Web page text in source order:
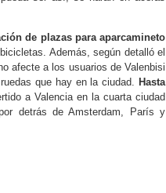
de plazas para aparcamineto
Además, según detalló el
afecte a los usuarios de Valenbisi
que hay en la ciudad. Hasta
a Valencia en la cuarta ciudad
detrás de Amsterdam, París y